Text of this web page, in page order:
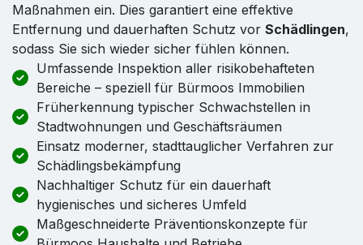
Maßnahmen ein. Dies garantiert eine effektive
Entfernung und dauerhaften Schutz vor Schädlingen,
sodass Sie sich wieder sicher fühlen können.
Umfassende Inspektion aller risikobehafteten
Bereiche – speziell für Bürmoos Immobilien
Früherkennung typischer Schwachstellen in
Stadtwohnungen und Geschäftsräumen
Einsatz moderner, stadttauglicher Verfahren zur
Schädlingsbekämpfung
Nachhaltiger Schutz für ein dauerhaft
hygienisches und sicheres Umfeld
Maßgeschneiderte Präventionskonzepte für